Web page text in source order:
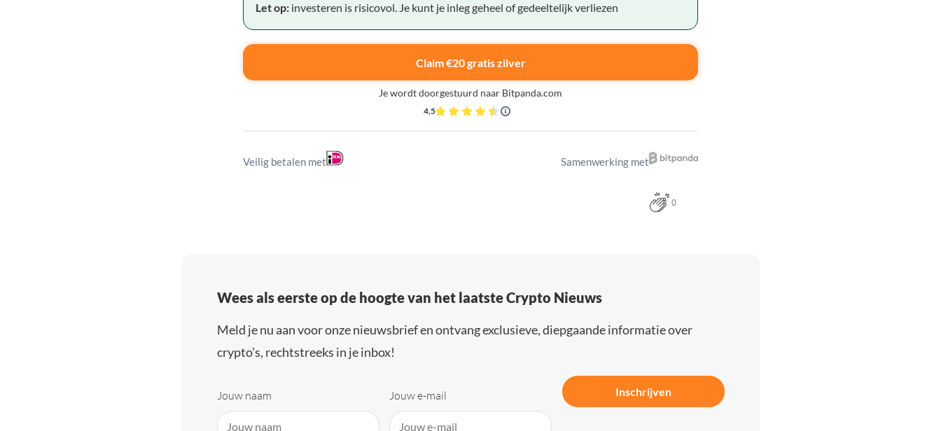
Let op: investeren is risicovol. Je kunt je inleg geheel of gedeeltelijk verliezen
Claim €20 gratis zilver
Je wordt doorgestuurd naar Bitpanda.com
4,5
Veilig betalen met Samenwerking met
0
Wees als eerste op de hoogte van het laatste Crypto Nieuws
Meld je nu aan voor onze nieuwsbrief en ontvang exclusieve, diepgaande informatie over
crypto’s, rechtstreeks in je inbox!
Jouw naam Jouw e-mail Inschrijven